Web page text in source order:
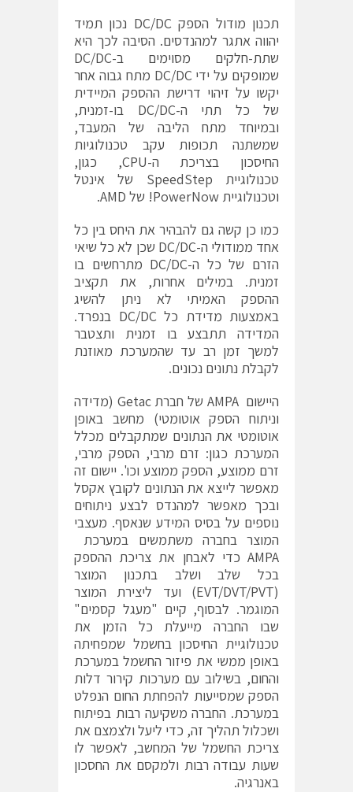
תכנון מודול הספק DC/DC נכון תמיד
יהווה אתגר למהנדסים. הסיבה לכך היא
שתת-חלקים מסוימים ב-DC/DC
שמופקים על ידי DC/DC מתח גבוה אחר
יקשו על זיהוי דרישת ההספק המיידית
של כל תתי ה-DC/DC בו-זמנית,
ובמיוחד מתח הליבה של המעבד,
שמשתנה תכופות עקב טכנולוגיות
החיסכון בצריכת ה-CPU, כגון,
טכנולוגיית SpeedStep של אינטל
וטכנולוגיית PowerNow! של AMD.
כמו כן קשה גם להבהיר את היחס בין כל
אחד ממודולי ה-DC/DC שכן לא כל שיאי
הזרם של כל ה-DC/DC מתרחשים בו
זמנית. במילים אחרות, את תקציב
ההספק האמיתי לא ניתן להשיג
באמצעות מדידת כל DC/DC בנפרד.
המדידה תתבצע בו זמנית ותצטבר
למשך זמן רב עד שהמערכת מאוזנת
לקבלת נתונים נכונים.
היישום AMPA של חברת Getac (מדידה
וניתוח הספק אוטומטי) מחשב באופן
אוטומטי את הנתונים שמתקבלים מכלל
המערכת כגון: זרם מרבי, הספק מרבי,
זרם ממוצע, הספק ממוצע וכו'. יישום זה
מאפשר לייצא את הנתונים לקובץ אקסל
ובכך מאפשר למהנדס לבצע ניתוחים
נוספים על בסיס המידע שנאסף. מעצבי
המוצר בחברה משתמשים במערכת
AMPA כדי לאבחן את צריכת ההספק
בכל שלב ושלב בתכנון המוצר
(EVT/DVT/PVT) ועד ליצירת המוצר
המוגמר. לבסוף, קיים "מעגל קסמים"
שבו החברה מייעלת כל הזמן את
טכנולוגיית החיסכון בחשמל שמפחיתה
באופן ממשי את פיזור החשמל במערכת
והחום, בשילוב עם מערכות קירור דלות
הספק שמסייעות להפחתת החום הנפלט
במערכת. החברה משקיעה רבות בפיתוח
ושכלול תהליך זה, כדי ליעל ולצמצם את
צריכת החשמל של המחשב, לאפשר לו
שעות עבודה רבות ולמקסם את החסכון
באנרגיה.